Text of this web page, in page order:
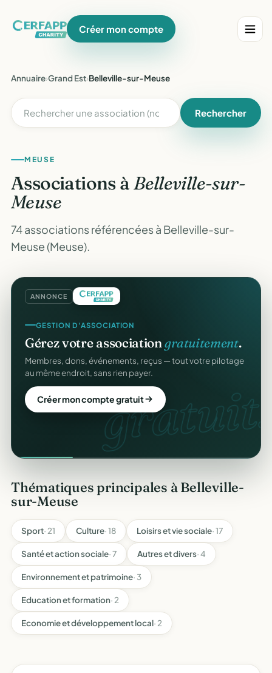
Créer mon compte
Annuaire›Grand Est›Belleville-sur-Meuse
Rechercher
MEUSE
Associations àBelleville-sur-
Meuse
74 associations référencées à Belleville-sur-
Meuse (Meuse).
ANNONCE
gratuit.
GESTION D'ASSOCIATION
Gérez votre associationgratuitement.
Membres, dons, événements, reçus — tout votre pilotage
au même endroit, sans rien payer.
Créer mon compte gratuit
Thématiques principales à Belleville-
sur-Meuse
Sport· 21 Culture· 18 Loisirs et vie sociale· 17
Santé et action sociale· 7 Autres et divers· 4
Environnement et patrimoine· 3
Education et formation· 2
Economie et développement local· 2